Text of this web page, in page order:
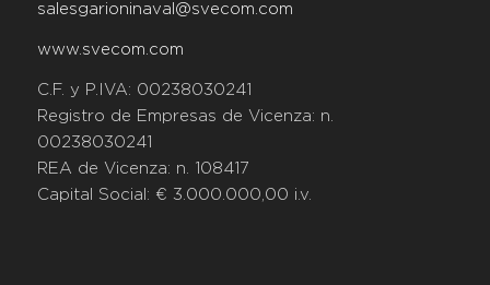
salesgarioninaval@svecom.com
www.svecom.com
C.F. y P.IVA: 00238030241
Registro de Empresas de Vicenza: n.
00238030241
REA de Vicenza: n. 108417
Capital Social: € 3.000.000,00 i.v.